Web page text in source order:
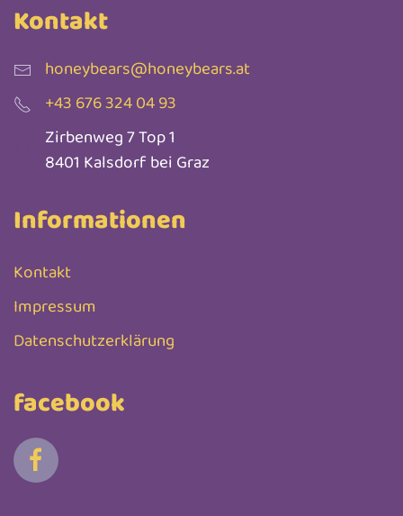
Kontakt
honeybears@honeybears.at
+43 676 324 04 93
Zirbenweg 7 Top 1
8401 Kalsdorf bei Graz
Informationen
Kontakt
Impressum
Datenschutzerklärung
facebook